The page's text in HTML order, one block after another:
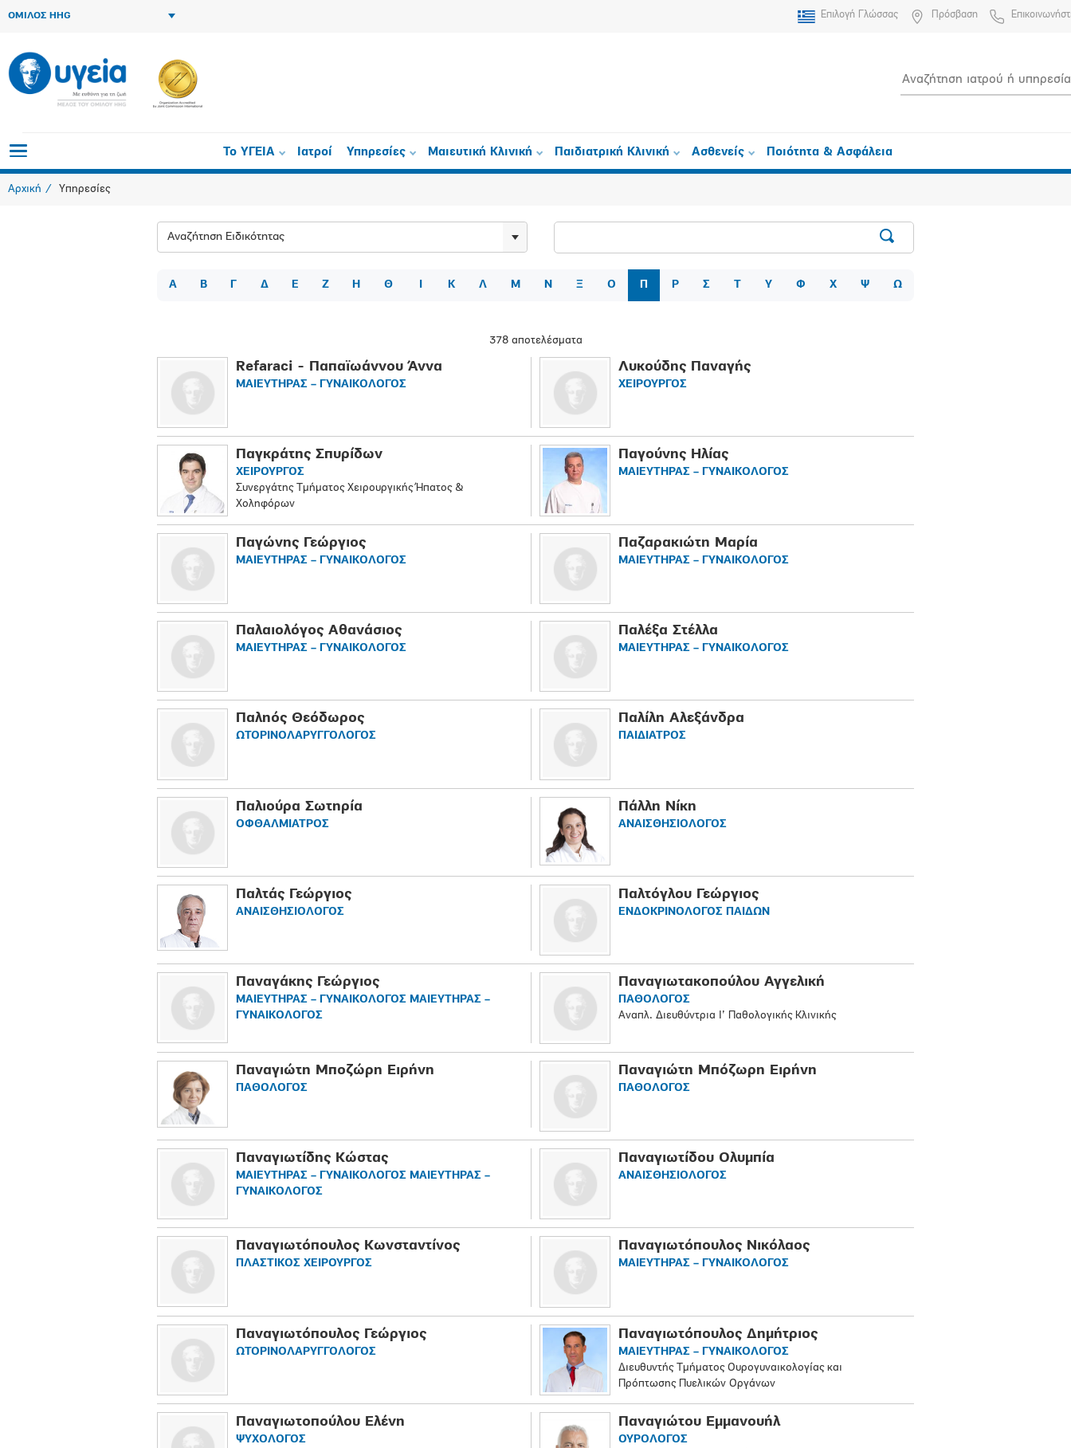
ΟΜΙΛΟΣ HHG Επιλογή Γλώσσας Πρόσβαση
Το ΥΓΕΙΑ Ιατροί Υπηρεσίες Μαιευτική Κλινική Παιδιατρική Κλινική Ασθενείς Ποιότητα & Ασφάλεια
Αρχική Υπηρεσίες
Αναζήτηση Ειδικότητας
Α Β Γ Δ Ε Ζ Η Θ Ι Κ Λ Μ Ν Ξ Ο Π Ρ Σ Τ Υ Φ Χ Ψ Ω
378 αποτελέσματα
Refaraci - Παπαϊωάννου Άννα
ΜΑΙΕΥΤΗΡΑΣ – ΓΥΝΑΙΚΟΛΟΓΟΣ
Λυκούδης Παναγής
ΧΕΙΡΟΥΡΓΟΣ
Παγκράτης Σπυρίδων
ΧΕΙΡΟΥΡΓΟΣ
Συνεργάτης Τμήματος Χειρουργικής Ήπατος &
Χοληφόρων
Παγούνης Ηλίας
ΜΑΙΕΥΤΗΡΑΣ – ΓΥΝΑΙΚΟΛΟΓΟΣ
Παγώνης Γεώργιος
ΜΑΙΕΥΤΗΡΑΣ – ΓΥΝΑΙΚΟΛΟΓΟΣ
Παζαρακιώτη Μαρία
ΜΑΙΕΥΤΗΡΑΣ – ΓΥΝΑΙΚΟΛΟΓΟΣ
Παλαιολόγος Αθανάσιος
ΜΑΙΕΥΤΗΡΑΣ – ΓΥΝΑΙΚΟΛΟΓΟΣ
Παλέξα Στέλλα
ΜΑΙΕΥΤΗΡΑΣ – ΓΥΝΑΙΚΟΛΟΓΟΣ
Παληός Θεόδωρος
ΩΤΟΡΙΝΟΛΑΡΥΓΓΟΛΟΓΟΣ
Παλίλη Αλεξάνδρα
ΠΑΙΔΙΑΤΡΟΣ
Παλιούρα Σωτηρία
ΟΦΘΑΛΜΙΑΤΡΟΣ
Πάλλη Νίκη
ΑΝΑΙΣΘΗΣΙΟΛΟΓΟΣ
Παλτάς Γεώργιος
ΑΝΑΙΣΘΗΣΙΟΛΟΓΟΣ
Παλτόγλου Γεώργιος
ΕΝΔΟΚΡΙΝΟΛΟΓΟΣ ΠΑΙΔΩΝ
Παναγάκης Γεώργιος
ΜΑΙΕΥΤΗΡΑΣ – ΓΥΝΑΙΚΟΛΟΓΟΣ ΜΑΙΕΥΤΗΡΑΣ –
ΓΥΝΑΙΚΟΛΟΓΟΣ
Παναγιωτακοπούλου Αγγελική
ΠΑΘΟΛΟΓΟΣ
Αναπλ. Διευθύντρια Ι’ Παθολογικής Κλινικής
Παναγιώτη Μποζώρη Ειρήνη
ΠΑΘΟΛΟΓΟΣ
Παναγιώτη Μπόζωρη Ειρήνη
ΠΑΘΟΛΟΓΟΣ
Παναγιωτίδης Κώστας
ΜΑΙΕΥΤΗΡΑΣ – ΓΥΝΑΙΚΟΛΟΓΟΣ ΜΑΙΕΥΤΗΡΑΣ –
ΓΥΝΑΙΚΟΛΟΓΟΣ
Παναγιωτίδου Ολυμπία
ΑΝΑΙΣΘΗΣΙΟΛΟΓΟΣ
Παναγιωτόπουλος Κωνσταντίνος
ΠΛΑΣΤΙΚΟΣ ΧΕΙΡΟΥΡΓΟΣ
Παναγιωτόπουλος Νικόλαος
ΜΑΙΕΥΤΗΡΑΣ – ΓΥΝΑΙΚΟΛΟΓΟΣ
Παναγιωτόπουλος Γεώργιος
ΩΤΟΡΙΝΟΛΑΡΥΓΓΟΛΟΓΟΣ
Παναγιωτόπουλος Δημήτριος
ΜΑΙΕΥΤΗΡΑΣ – ΓΥΝΑΙΚΟΛΟΓΟΣ
Διευθυντής Τμήματος Ουρογυναικολογίας και
Πρόπτωσης Πυελικών Οργάνων
Παναγιωτοπούλου Ελένη
ΨΥΧΟΛΟΓΟΣ
Παναγιώτου Εμμανουήλ
ΟΥΡΟΛΟΓΟΣ